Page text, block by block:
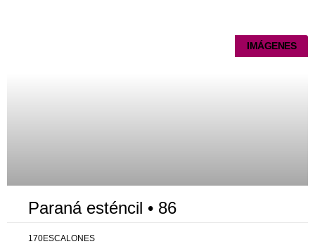
IMÁGENES
Paraná esténcil • 86
170ESCALONES